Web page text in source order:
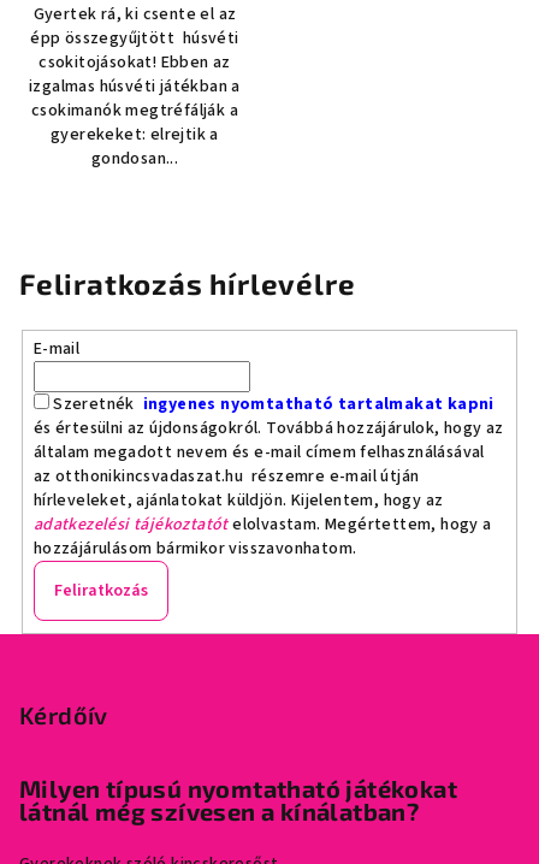
Gyertek rá, ki csente el az
épp összegyűjtött húsvéti
csokitojásokat! Ebben az
izgalmas húsvéti játékban a
csokimanók megtréfálják a
gyerekeket: elrejtik a
gondosan...
Feliratkozás hírlevélre
E-mail
Szeretnék ingyenes nyomtatható tartalmakat kapni
és értesülni az újdonságokról. Továbbá hozzájárulok, hogy az
általam megadott nevem és e-mail címem felhasználásával
az otthonikincsvadaszat.hu részemre e-mail útján
hírleveleket, ajánlatokat küldjön. Kijelentem, hogy az
adatkezelési tájékoztatótelolvastam. Megértettem, hogy a
hozzájárulásom bármikor visszavonhatom.
Feliratkozás
Kérdőív
Milyen típusú nyomtatható játékokat
látnál még szívesen a kínálatban?